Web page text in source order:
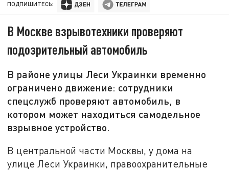
ПОДПИШИТЕСЬ:
В Москве взрывотехники проверяют
подозрительный автомобиль
В районе улицы Леси Украинки временно
ограничено движение: сотрудники
спецслужб проверяют автомобиль, в
котором может находиться самодельное
взрывное устройство.
В центральной части Москвы, у дома на
улице Леси Украинки, правоохранительные